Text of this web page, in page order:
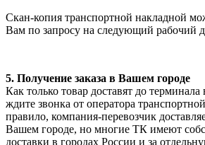
Скан-копия транспортной накладной
Вам по запросу на следующий рабочий
5. Получение заказа в Вашем городе
Как только товар доставят до
ждите звонка от оператора
правило, компания-перевозчик
Вашем городе, но многие ТК имеют
доставки в городах России и за